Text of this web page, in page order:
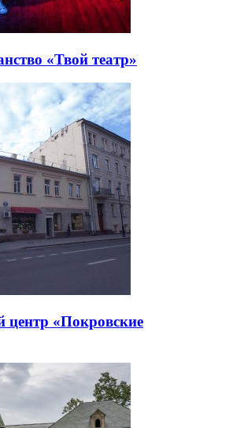
«Твой театр»
центр «Покровские